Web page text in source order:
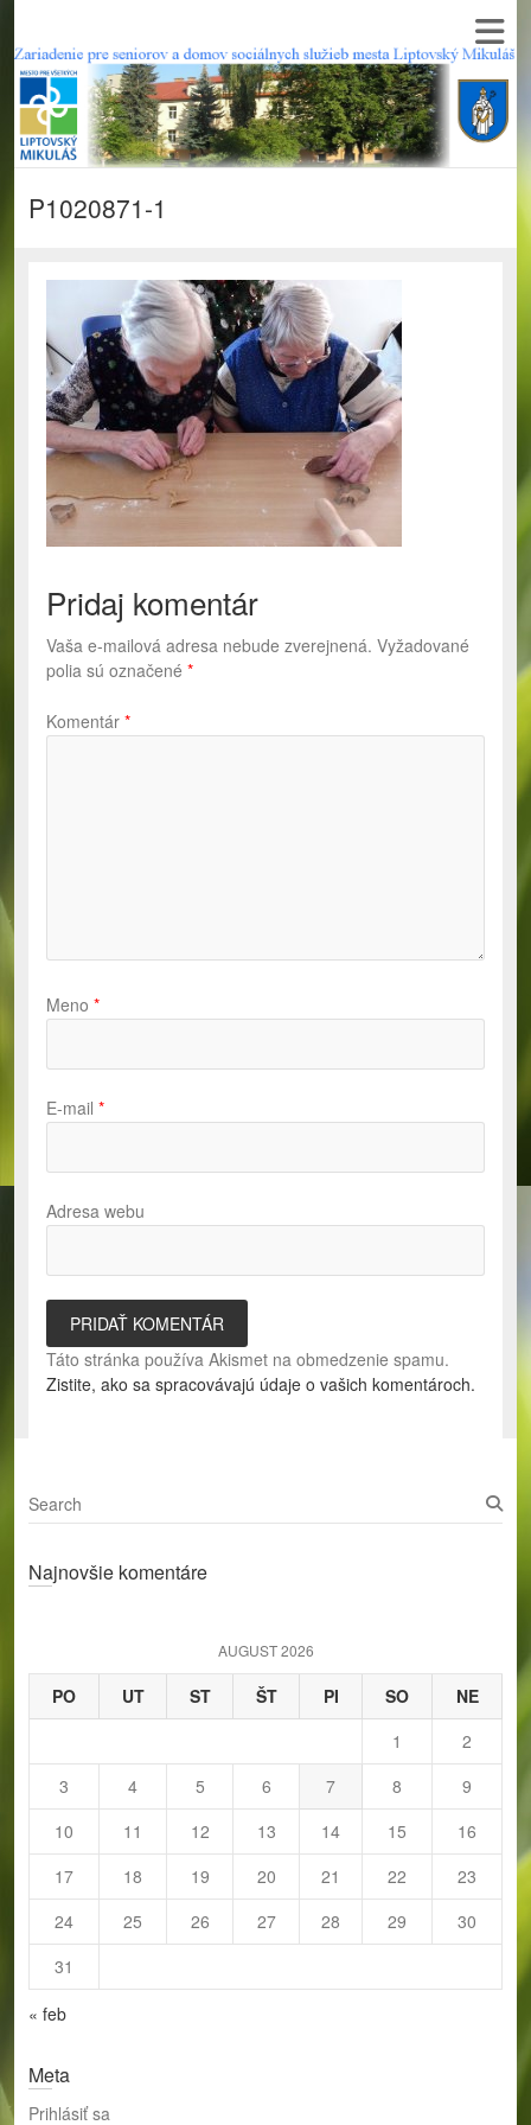
P1020871-1
Pridaj komentár
Vaša e-mailová adresa nebude zverejnená. Vyžadované
polia sú označené *
Komentár *
Meno *
E-mail *
Adresa webu
Táto stránka používa Akismet na obmedzenie spamu.
Zistite, ako sa spracovávajú údaje o vašich komentároch.
S
e
rNajnovšie komentáre
AUGUST 2026
PO UT ST ŠT PI SO
NE
1
2
3
4 5 6 7 8
9
10
11 12 13 14 15
16
17
18 19 20 21 22
23
24
25 26 27 28 29
30
31
« feb
Meta
Prihlásiť sa